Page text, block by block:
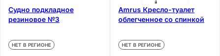
Судно подкладное
резиновое №3
НЕТ В РЕГИОНЕ
Amrus Кресло-туалет
облегченное со спинкой
НЕТ В РЕГИОНЕ